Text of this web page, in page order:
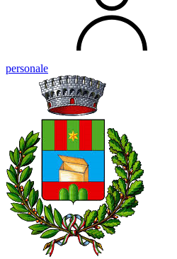
personale